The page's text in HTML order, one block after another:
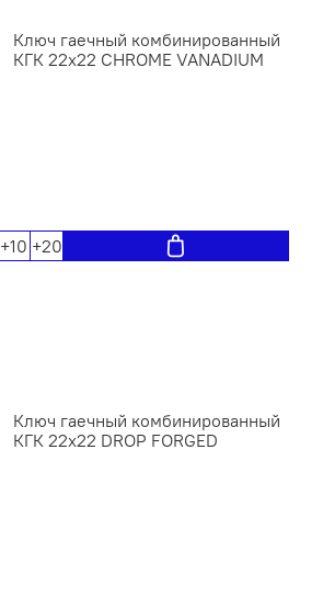
Ключ гаечный комбинированный
КГК 22х22 CHROME VANADIUM
+10 +20
Ключ гаечный комбинированный
КГК 22х22 DROP FORGED